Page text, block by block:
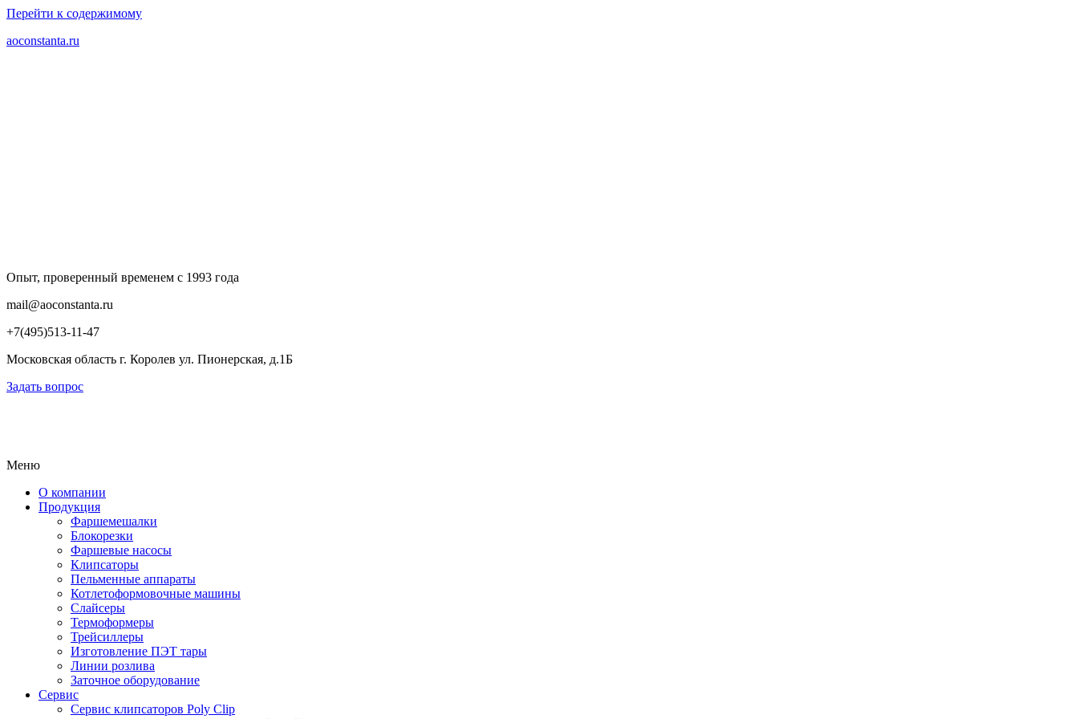
Перейти к содержимому
aoconstanta.ru
Опыт, проверенный временем с 1993 года
mail@aoconstanta.ru
+7(495)513-11-47
Московская область г. Королев ул. Пионерская, д.1Б
Задать вопрос
Меню
О компании
Продукция
Фаршемешалки
Блокорезки
Фаршевые насосы
Клипсаторы
Пельменные аппараты
Котлетоформовочные машины
Слайсеры
Термоформеры
Трейсиллеры
Изготовление ПЭТ тары
Линии розлива
Заточное оборудование
Сервис
Сервис клипсаторов Poly Clip